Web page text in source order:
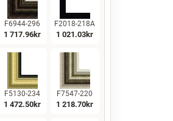
F6944-296
1 717.96kr
F2018-218A
1 021.03kr
F5130-234
1 472.50kr
F7547-220
1 218.70kr